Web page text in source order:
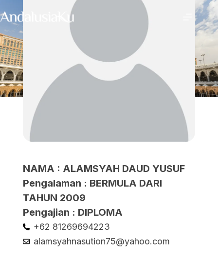
NAMA : ALAMSYAH DAUD YUSUF
Pengalaman : BERMULA DARI
TAHUN 2009
Pengajian : DIPLOMA
+62 81269694223
alamsyahnasution75@yahoo.com